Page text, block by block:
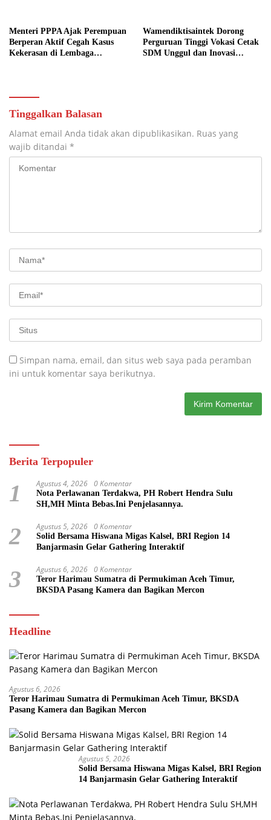
Menteri PPPA Ajak Perempuan
Berperan Aktif Cegah Kasus
Kekerasan di Lembaga
Wamendiktisaintek Dorong
Perguruan Tinggi Vokasi Cetak
SDM Unggul dan Inovasi
Tinggalkan Balasan
Alamat email Anda tidak akan dipublikasikan. Ruas yang
wajib ditandai *
Simpan nama, email, dan situs web saya pada peramban
ini untuk komentar saya berikutnya.
Berita Terpopuler
1 Agustus 4, 2026 0 Komentar
Nota Perlawanan Terdakwa, PH Robert Hendra Sulu
SH,MH Minta Bebas.Ini Penjelasannya.
2 Agustus 5, 2026 0 Komentar
Solid Bersama Hiswana Migas Kalsel, BRI Region 14
Banjarmasin Gelar Gathering Interaktif
3 Agustus 6, 2026 0 Komentar
Teror Harimau Sumatra di Permukiman Aceh Timur,
BKSDA Pasang Kamera dan Bagikan Mercon
Headline
Agustus 6, 2026
Teror Harimau Sumatra di Permukiman Aceh Timur, BKSDA
Pasang Kamera dan Bagikan Mercon
Agustus 5, 2026
Solid Bersama Hiswana Migas Kalsel, BRI Region
14 Banjarmasin Gelar Gathering Interaktif